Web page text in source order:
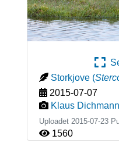
Storkjove (
2015-07-07
Klaus Dichmann
Uploadet 2015-07-23
1560